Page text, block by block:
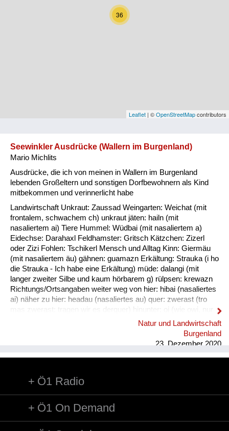
Niederösterreich
Oberösterreich
Vorarlberg
Natur und Landwirtschaft
Fluchen und Reden
Mensch, Tier und Alltag
Schmankerln und
Kulinarisches
36
Leaflet | ©OpenStreetMapcontributors
Seewinkler Ausdrücke (Wallern im Burgenland)
Mario Michlits
Ausdrücke, die ich von meinen in Wallern im Burgenland
lebenden Großeltern und sonstigen Dorfbewohnern als Kind
mitbekommen und verinnerlicht habe
Landwirtschaft Unkraut: Zaussad Weingarten: Weichat (mit
frontalem, schwachem ch) unkraut jäten: hailn (mit
nasaliertem ai) Tiere Hummel: Wüdbai (mit nasaliertem a)
Eidechse: Darahaxl Feldhamster: Gritsch Kätzchen: Zizerl
oder Zizi Fohlen: Tschikerl Mensch und Alltag Kinn: Giermäu
(mit nasaliertem äu) gähnen: guamazn Erkältung: Strauka (i ho
die Strauka - Ich habe eine Erkältung) müde: dalangi (mit
langer zweiter Silbe und kaum hörbarem g) rülpsen: krewazn
Richtungs/Ortsangaben weiter weg von hier: hibai (nasaliertes
ai) näher zu hier: headau (nasaliertes au) quer: zwerast (tro
mas zwerast: tragen wir es derquer) hinunter: oi (wie owi, nur
das w ist stumm) hinunter (und zwar in Richtung des
Sprechers): oana (kim oana - komm herunter, und zwar zu
mir) weg: dui (kais dui - wirf es weg) werfen: kai (nasaliertes
Natur und Landwirtschaft
Burgenland
23. Dezember 2020
Ö1 Radio
Ö1 On Demand